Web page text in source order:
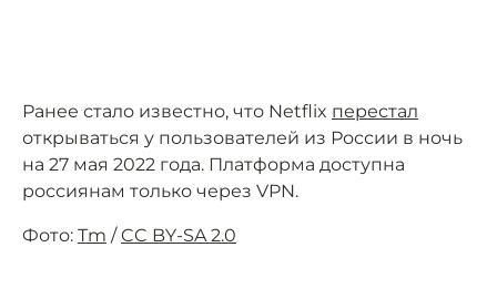
Ранее стало известно, что Netflix перестал
открываться у пользователей из России в ночь
на 27 мая 2022 года. Платформа доступна
россиянам только через VPN.
Фото: Tm /CC BY-SA 2.0